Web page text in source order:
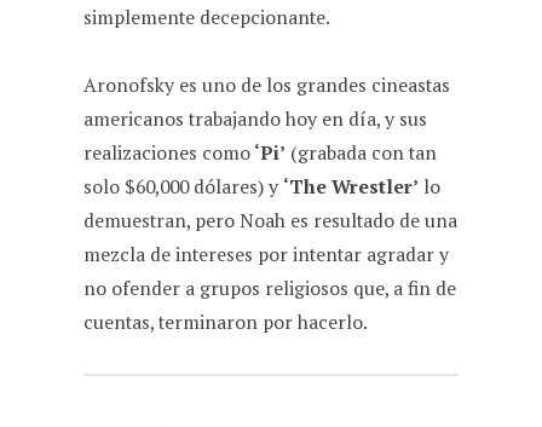
simplemente decepcionante.
Aronofsky es uno de los grandes cineastas
americanos trabajando hoy en día, y sus
realizaciones como‘Pi’ (grabada con tan
solo $60,000 dólares) y ‘The Wrestler’ lo
demuestran, pero Noah es resultado de una
mezcla de intereses por intentar agradar y
no ofender a grupos religiosos que, a fin de
cuentas, terminaron por hacerlo.